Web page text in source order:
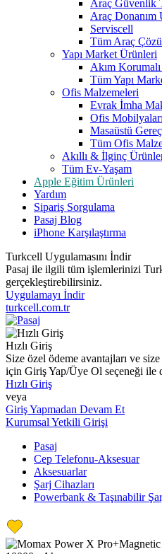
Araç Güvenlik
Araç Donanım
Serviscell
Tüm Araç
Yapı Market Ürünleri
Akım
Tüm Yapı
Ofis Malzemeleri
Evrak İmha
Ofis Mobilyaları
Masaüstü
Tüm Ofis
Akıllı & İlginç
Tüm Ev-Yaşam
Apple Eğitim Ürünleri
Yardım
Sipariş Sorgulama
Pasaj Blog
iPhone Karşılaştırma
Turkcell Uygulamasını İndir
Pasaj ile ilgili tüm işlemlerinizi
gerçekleştirebilirsiniz.
Uygulamayı İndir
turkcell.com.tr
Hızlı Giriş
Size özel ödeme avantajları ve
için Giriş Yap/Üye Ol seçeneği ile
Hızlı Giriş
veya
Giriş Yapmadan Devam Et
Kurumsal Yetkili Girişi
Pasaj
Cep Telefonu-Aksesuar
Aksesuarlar
Şarj Cihazları
Powerbank & Taşınabilir